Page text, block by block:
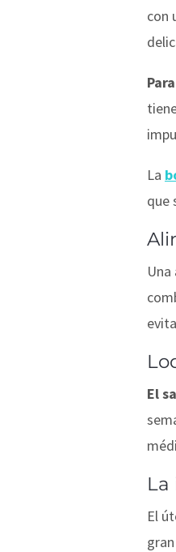
con
La
que
El
El